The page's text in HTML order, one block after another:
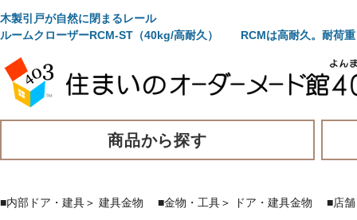
木製引戸が自然に閉まるレール
ルームクローザーRCM-ST（40kg/高耐久） RCMは高耐久。耐荷重
商品から探す
■内部ドア・建具＞ 建具金物 ■金物・工具＞ ドア・建具金物 ■店